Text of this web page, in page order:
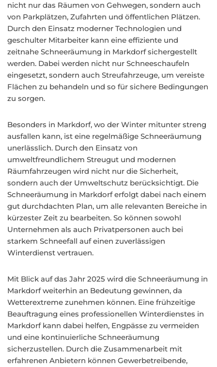
nicht nur das Räumen von Gehwegen, sondern auch
von Parkplätzen, Zufahrten und öffentlichen Plätzen.
Durch den Einsatz moderner Technologien und
geschulter Mitarbeiter kann eine effiziente und
zeitnahe Schneeräumung in Markdorf sichergestellt
werden. Dabei werden nicht nur Schneeschaufeln
eingesetzt, sondern auch Streufahrzeuge, um vereiste
Flächen zu behandeln und so für sichere Bedingungen
zu sorgen.
Besonders in Markdorf, wo der Winter mitunter streng
ausfallen kann, ist eine regelmäßige Schneeräumung
unerlässlich. Durch den Einsatz von
umweltfreundlichem Streugut und modernen
Räumfahrzeugen wird nicht nur die Sicherheit,
sondern auch der Umweltschutz berücksichtigt. Die
Schneeräumung in Markdorf erfolgt dabei nach einem
gut durchdachten Plan, um alle relevanten Bereiche in
kürzester Zeit zu bearbeiten. So können sowohl
Unternehmen als auch Privatpersonen auch bei
starkem Schneefall auf einen zuverlässigen
Winterdienst vertrauen.
Mit Blick auf das Jahr 2025 wird die Schneeräumung in
Markdorf weiterhin an Bedeutung gewinnen, da
Wetterextreme zunehmen können. Eine frühzeitige
Beauftragung eines professionellen Winterdienstes in
Markdorf kann dabei helfen, Engpässe zu vermeiden
und eine kontinuierliche Schneeräumung
sicherzustellen. Durch die Zusammenarbeit mit
erfahrenen Anbietern können Gewerbetreibende,